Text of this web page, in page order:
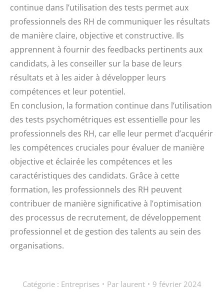
continue dans l’utilisation des tests permet aux
professionnels des RH de communiquer les résultats
de manière claire, objective et constructive. Ils
apprennent à fournir des feedbacks pertinents aux
candidats, à les conseiller sur la base de leurs
résultats et à les aider à développer leurs
compétences et leur potentiel.
En conclusion, la formation continue dans l’utilisation
des tests psychométriques est essentielle pour les
professionnels des RH, car elle leur permet d’acquérir
les compétences cruciales pour évaluer de manière
objective et éclairée les compétences et les
caractéristiques des candidats. Grâce à cette
formation, les professionnels des RH peuvent
contribuer de manière significative à l’optimisation
des processus de recrutement, de développement
professionnel et de gestion des talents au sein des
organisations.
Catégorie : Entreprises Par laurent 9 février 2024